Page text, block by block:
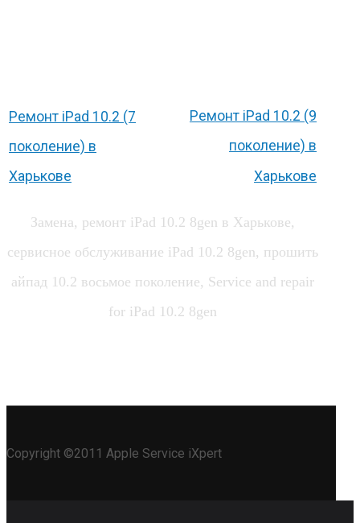
Ремонт iPad 10.2 (7
поколение) в
Харькове
Ремонт iPad 10.2 (9
поколение) в
Харькове
Замена, ремонт iPad 10.2 8gen в Харькове,
сервисное обслуживание iPad 10.2 8gen, прошить
айпад 10.2 восьмое поколение, Service and repair
for iPad 10.2 8gen
Copyright ©2011 Apple Service iXpert